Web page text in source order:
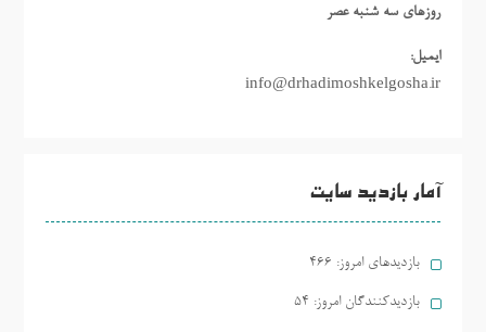
روزهاي سه شنبه عصر
ایمیل:
info@drhadimoshkelgosha.ir
آمار بازدید سایت
بازدیدهای امروز: 466
بازدیدکنندگان امروز: 54